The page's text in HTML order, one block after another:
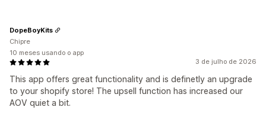
3 de julho de 2026
This app offers great functionality and is definetly an upgrade
to your shopify store! The upsell function has increased our
AOV quiet a bit.
DopeBoyKits
Chipre
10 meses usando o app